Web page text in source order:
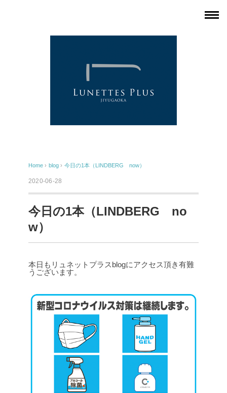
Home › blog › 今日の1本（LINDBERG now）
2020-06-28
今日の1本（LINDBERG no
w）
本日もリュネットプラスblogにアクセス頂き有難
うございます。